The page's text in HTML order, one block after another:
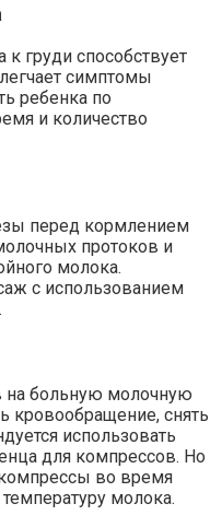
груди способствует
симптомы
ребенка по
и количество
перед кормлением
протоков и
молока.
с использованием
на больную молочную
кровообращение, снять
использовать
для компрессов. Но
во время
молока.